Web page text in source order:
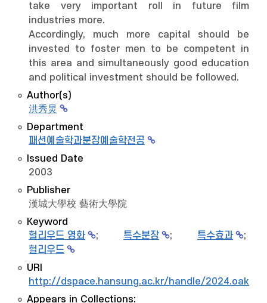
take very important roll in future film
industries more.
Accordingly, much more capital should be
invested to foster men to be competent in
this area and simultaneously good education
and political investment should be followed.
Author(s)
洪秀炅
Department
패션예술학과분장예술학전공
Issued Date
2003
Publisher
漢城大學校 藝術大學院
Keyword
헐리우드 영화
; 특수분장 ; 특수효과
;
헐리우드
URI
http://dspace.hansung.ac.kr/handle/2024.oak/
Appears in Collections: